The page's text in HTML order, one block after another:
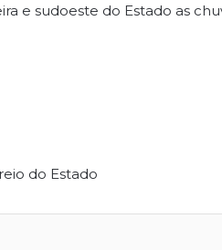
e sudoeste do Estado as
do Estado